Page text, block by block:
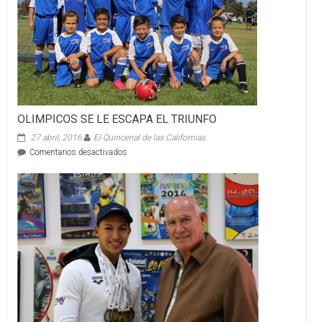
OLIMPICOS SE LE ESCAPA EL TRIUNFO
27 abril, 2016
El Quincenal de las Californias
Comentarios desactivadosen
ESCAPA
EL
TRIUNFO